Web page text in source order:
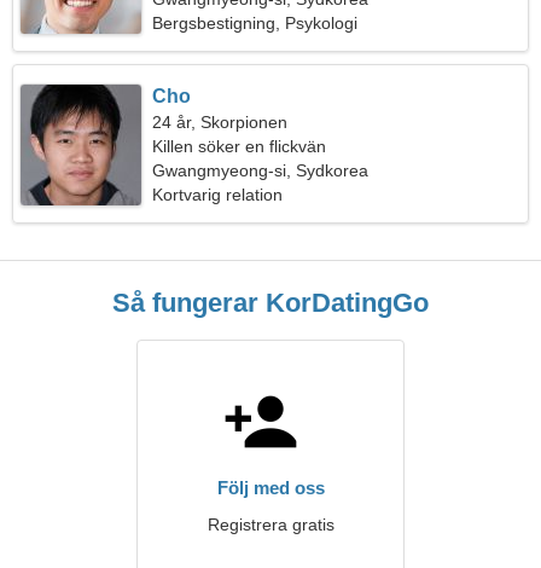
Bergsbestigning, Psykologi
Cho
24 år, Skorpionen
Killen söker en flickvän
Gwangmyeong-si, Sydkorea
Kortvarig relation
Så fungerar KorDatingGo
Följ med oss
Registrera gratis